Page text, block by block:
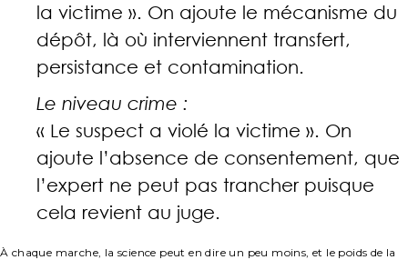
la victime ». On ajoute le mécanisme du
dépôt, là où interviennent transfert,
persistance et contamination.
Le niveau crime :
« Le suspect a violé la victime ». On
ajoute l’absence de consentement, que
l’expert ne peut pas trancher puisque
cela revient au juge.
À chaque marche, la science peut en dire un peu moins, et le poids de la